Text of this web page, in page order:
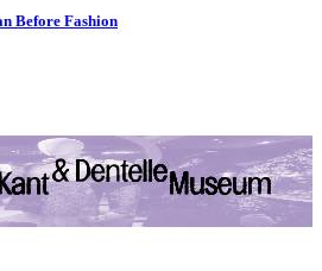
Before Fashion